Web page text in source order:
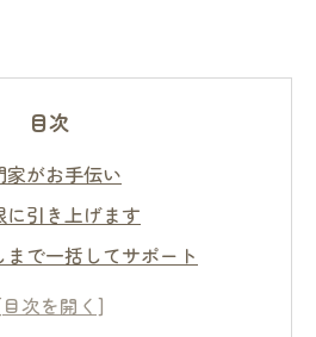
目次
がお手伝い
引き上げます
で一括してサポート
きをお約束します